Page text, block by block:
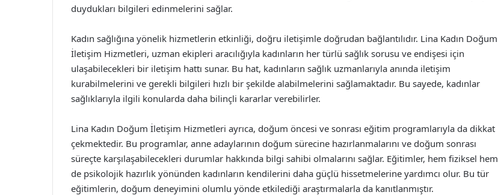
duydukları bilgileri edinmelerini sağlar.
Kadın sağlığına yönelik hizmetlerin etkinliği, doğru iletişimle doğrudan bağlantılıdır. Lina Kadın Doğum
İletişim Hizmetleri, uzman ekipleri aracılığıyla kadınların her türlü sağlık sorusu ve endişesi için
ulaşabilecekleri bir iletişim hattı sunar. Bu hat, kadınların sağlık uzmanlarıyla anında iletişim
kurabilmelerini ve gerekli bilgileri hızlı bir şekilde alabilmelerini sağlamaktadır. Bu sayede, kadınlar
sağlıklarıyla ilgili konularda daha bilinçli kararlar verebilirler.
Lina Kadın Doğum İletişim Hizmetleri ayrıca, doğum öncesi ve sonrası eğitim programlarıyla da dikkat
çekmektedir. Bu programlar, anne adaylarının doğum sürecine hazırlanmalarını ve doğum sonrası
süreçte karşılaşabilecekleri durumlar hakkında bilgi sahibi olmalarını sağlar. Eğitimler, hem fiziksel hem
de psikolojik hazırlık yönünden kadınların kendilerini daha güçlü hissetmelerine yardımcı olur. Bu tür
eğitimlerin, doğum deneyimini olumlu yönde etkilediği araştırmalarla da kanıtlanmıştır.